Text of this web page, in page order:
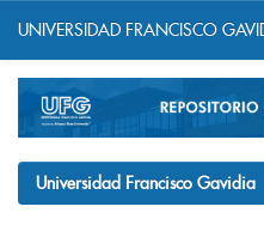
navigation
UNIVERSIDAD FRANCISCO
Universidad Francisco Gavidia